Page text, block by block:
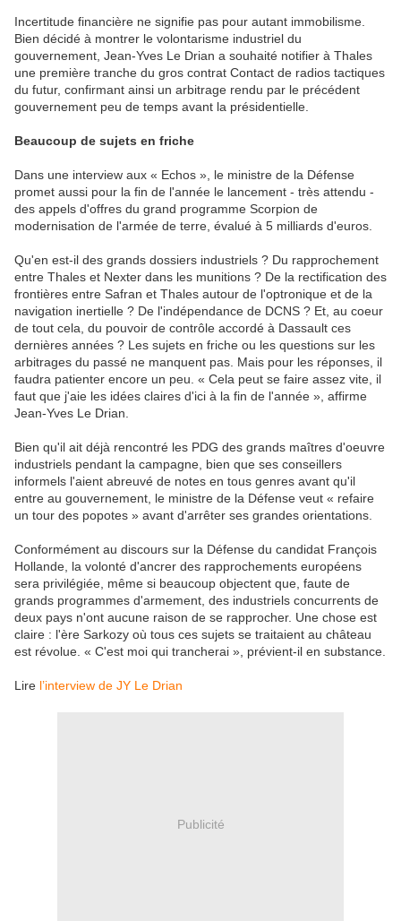
Incertitude financière ne signifie pas pour autant immobilisme.
Bien décidé à montrer le volontarisme industriel du
gouvernement, Jean-Yves Le Drian a souhaité notifier à Thales
une première tranche du gros contrat Contact de radios tactiques
du futur, confirmant ainsi un arbitrage rendu par le précédent
gouvernement peu de temps avant la présidentielle.
Beaucoup de sujets en friche
Dans une interview aux « Echos », le ministre de la Défense
promet aussi pour la fin de l'année le lancement - très attendu -
des appels d'offres du grand programme Scorpion de
modernisation de l'armée de terre, évalué à 5 milliards d'euros.
Qu'en est-il des grands dossiers industriels ? Du rapprochement
entre Thales et Nexter dans les munitions ? De la rectification des
frontières entre Safran et Thales autour de l'optronique et de la
navigation inertielle ? De l'indépendance de DCNS ? Et, au coeur
de tout cela, du pouvoir de contrôle accordé à Dassault ces
dernières années ? Les sujets en friche ou les questions sur les
arbitrages du passé ne manquent pas. Mais pour les réponses, il
faudra patienter encore un peu. « Cela peut se faire assez vite, il
faut que j'aie les idées claires d'ici à la fin de l'année », affirme
Jean-Yves Le Drian.
Bien qu'il ait déjà rencontré les PDG des grands maîtres d'oeuvre
industriels pendant la campagne, bien que ses conseillers
informels l'aient abreuvé de notes en tous genres avant qu'il
entre au gouvernement, le ministre de la Défense veut « refaire
un tour des popotes » avant d'arrêter ses grandes orientations.
Conformément au discours sur la Défense du candidat François
Hollande, la volonté d'ancrer des rapprochements européens
sera privilégiée, même si beaucoup objectent que, faute de
grands programmes d'armement, des industriels concurrents de
deux pays n'ont aucune raison de se rapprocher. Une chose est
claire : l'ère Sarkozy où tous ces sujets se traitaient au château
est révolue. « C'est moi qui trancherai », prévient-il en substance.
Lire l’interview de JY Le Drian
Publicité